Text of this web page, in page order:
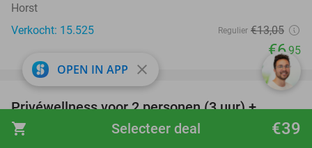
shopping_cart €39
Selecteer deal
Horst
Verkocht: 15.525
Regulier €13,05
€6,95
49%
favorite_border
Privéwellness voor 2 personen (3 uur) +
smoothie, fruitsap of vers fruit
OPEN IN APP close